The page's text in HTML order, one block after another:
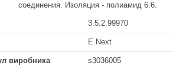
соединения. Изоляция - полиамид 6.6.
3.5.2.99970
E.Next
виробника s3036005